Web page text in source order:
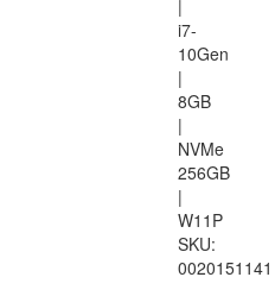
|
i7-
10Gen
|
8GB
|
NVMe
256GB
|
W11P
SKU:
0020151141